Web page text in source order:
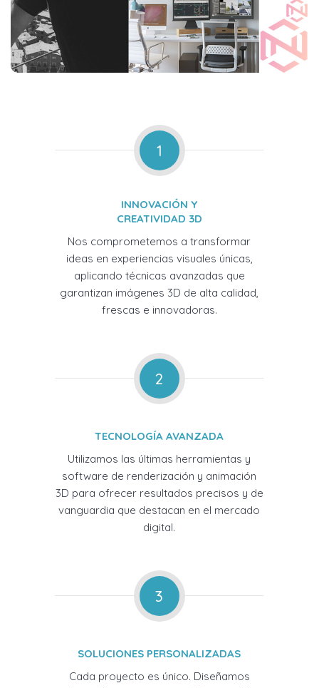
1
INNOVACIÓN Y
CREATIVIDAD 3D
Nos comprometemos a transformar
ideas en experiencias visuales únicas,
aplicando técnicas avanzadas que
garantizan imágenes 3D de alta calidad,
frescas e innovadoras.
2
TECNOLOGÍA AVANZADA
Utilizamos las últimas herramientas y
software de renderización y animación
3D para ofrecer resultados precisos y de
vanguardia que destacan en el mercado
digital.
3
SOLUCIONES PERSONALIZADAS
Cada proyecto es único. Diseñamos